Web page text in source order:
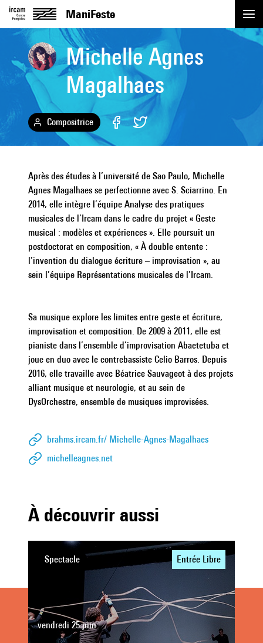
ManiFeste
Événements
Replay
Artistes
Académie
Pratique
|
Michelle Agnes
Magalhaes
Compositrice
Après des études à l’université de Sao Paulo, Michelle
Agnes Magalhaes se perfectionne avec S. Sciarrino. En
2014, elle intègre l’équipe Analyse des pratiques
musicales de l’Ircam dans le cadre du projet « Geste
musical : modèles et expériences ». Elle poursuit un
postdoctorat en composition, « À double entente :
l’invention du dialogue écriture – improvisation », au
sein l’équipe Représentations musicales de l’Ircam.
Sa musique explore les limites entre geste et écriture,
improvisation et composition. De 2009 à 2011, elle est
pianiste dans l’ensemble d’improvisation Abaetetuba et
joue en duo avec le contrebassiste Celio Barros. Depuis
2016, elle travaille avec Béatrice Sauvageot à des projets
alliant musique et neurologie, et au sein de
DysOrchestre, ensemble de musiques improvisées.
brahms.ircam.fr/ Michelle-Agnes-Magalhaes
michelleagnes.net
À découvrir aussi
Spectacle Entrée Libre
vendredi 25 juin